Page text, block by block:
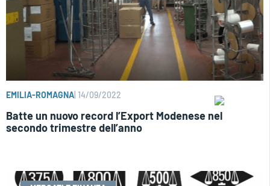
EMILIA-ROMAGNA 14/09/2022
Batte un nuovo record l’Export Modenese nel
secondo trimestre dell’anno